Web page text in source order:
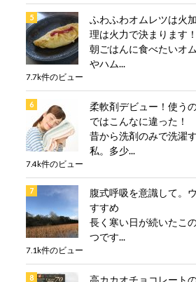
ふわふわオムレツは火
理は火力で決まります！
朝ごはんに食べたいオ
やハム...
7.7k件のビュー
柔軟剤デビュー！使う
ではこんなに違った！
昔から洗剤のみで洗濯
私。多少...
7.4k件のビュー
腹式呼吸を意識して。
すすめ
長く寒い日が続いたこ
つです...
7.1k件のビュー
高カカオチョコレート